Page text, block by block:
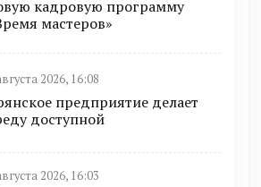
кадровую программу
мастеров»
2026, 16:08
предприятие делает
доступной
2026, 16:03